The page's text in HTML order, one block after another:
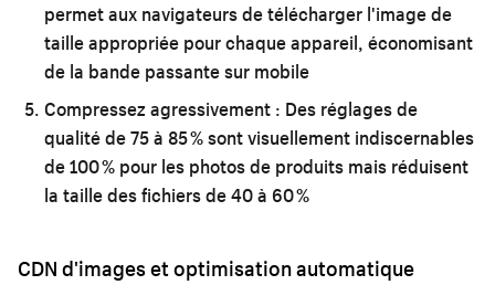
permet aux navigateurs de télécharger l'image de
taille appropriée pour chaque appareil, économisant
de la bande passante sur mobile
Compressez agressivement : Des réglages de
qualité de 75 à 85 % sont visuellement indiscernables
de 100 % pour les photos de produits mais réduisent
la taille des fichiers de 40 à 60 %
CDN d'images et optimisation automatique